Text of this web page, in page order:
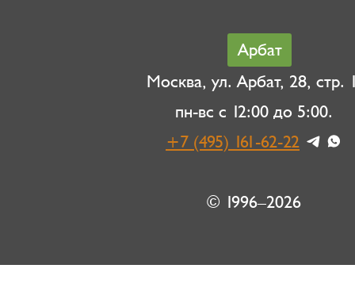
Арбат
Москва, ул. Арбат, 28, стр.
пн-вс с 12:00 до 5:00.
+7 (495) 161-62-22
© 1996–2026